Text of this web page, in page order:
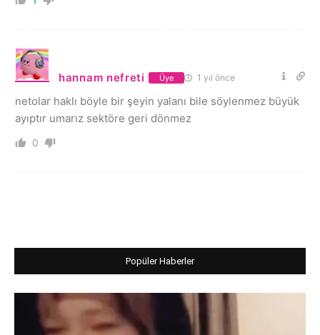
hannam nefreti Üye 1 yıl önce
netolar haklı böyle bir şeyin yalanı bile söylenmez büyük
ayıptır umarız sektöre geri dönmez
0
Popüler Haberler